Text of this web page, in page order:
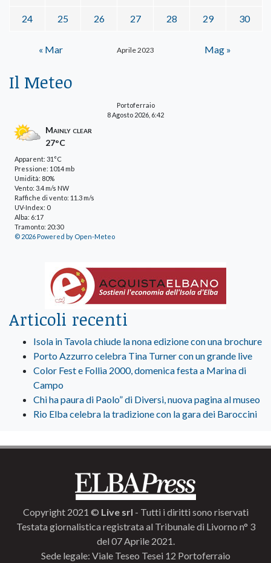
Aprile 2023
24 25 26 27 28 29 30
« Mar Mag »
Il Meteo
Portoferraio
8 Agosto 2026, 6:42
Mainly clear
27°C
Apparent: 31°C
Pressione: 1014 mb
Umidità: 80%
Vento: 3.4 m/s NW
Raffiche di vento: 11.3 m/s
UV-Index: 0
Alba: 6:17
Tramonto: 20:30
© 2026 Powered by Open-Meteo
Articoli recenti
Isola in Tavola chiude la nona edizione con una brochure
Porto Azzurro celebra Tina Turner con un grande live
Color Fest e Follia 2000, domenica festa a Marina di
Campo
Chi ha paura di Paolo” di Diversi, nuova pagina al museo
Rio Elba celebra la tradizione con la gara dei Baroccini
Copyright 2021 © Live srl - Tutti i diritti sono riservati
Testata giornalistica registrata al Tribunale di Livorno n° 3
del 07 Aprile 2021.
Sede legale: Viale Teseo Tesei 12 Portoferraio